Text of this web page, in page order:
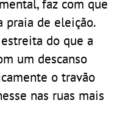
praia de eleição.
do que a
um descanso
o travão
nas ruas mais